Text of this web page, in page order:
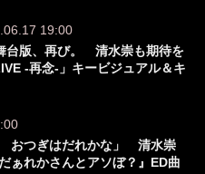
19:00
台版、再び。 清水崇も期待を
-再念-」キービジュアル＆キ
おつぎはだれかな」 清水崇
ぁれかさんとアソぼ？』ED曲